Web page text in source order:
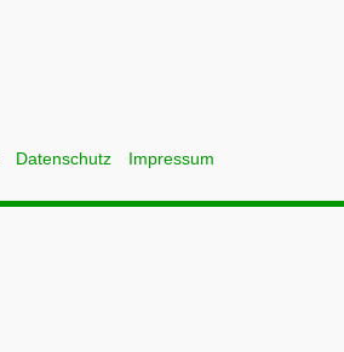
Datenschutz Impressum